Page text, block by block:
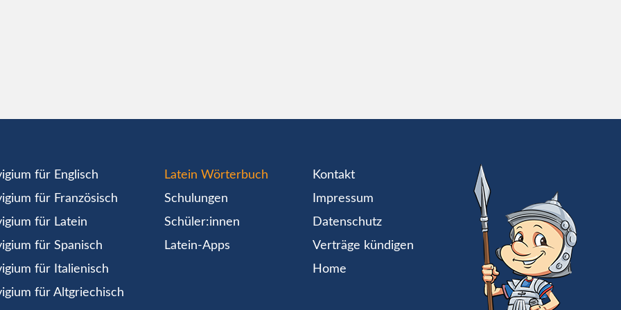
für Englisch
für Französisch
für Latein
für Spanisch
für Italienisch
für Altgriechisch
Latein Wörterbuch
Schulungen
Schüler:innen
Latein-Apps
Kontakt
Impressum
Datenschutz
Verträge kündigen
Home